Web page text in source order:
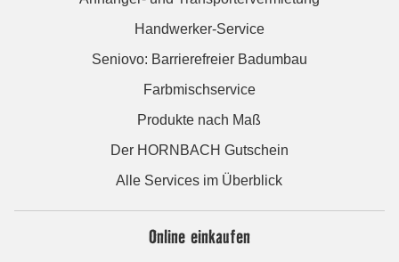
Handwerker-Service
Seniovo: Barrierefreier Badumbau
Farbmischservice
Produkte nach Maß
Der HORNBACH Gutschein
Alle Services im Überblick
Online einkaufen